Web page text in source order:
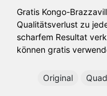
Gratis Kongo-
Qualitätsverlust zu
scharfem Resultat
können gratis
Original